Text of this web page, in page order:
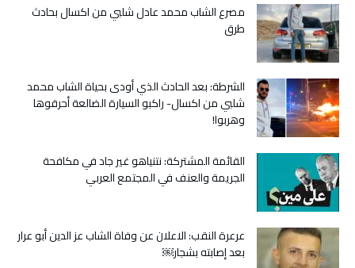
مصرع الشاب محمد عادل شلبي من اكسال بحادث
طرق
الشرطة: بعد الحادث الذي أودى بحياة الشاب محمد
شلبي من اكسال- راكبو السيارة الضالعة أحرقوها
وهربوا!
القائمة المشتركة: نتنياهو غير جاد في مكافحة
الجريمة والعنف في المجتمع العربي
عرعرة النقب: الاعلان عن وفاة الشاب عز الدين أبو عرار
بعد إصابته بشجار￼